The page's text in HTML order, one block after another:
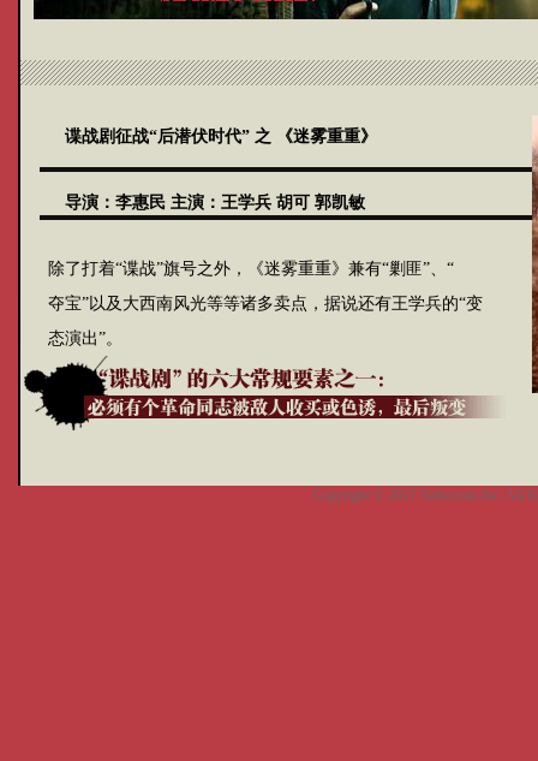
谍战剧征战“后潜伏时代” 之 《迷雾重重》
导演： 李惠民 主演： 王学兵 胡可 郭凯敏
除了打着“谍战”旗号之外，《迷雾重重》兼有“剿匪”、“
夺宝”以及大西南风光等等诸多卖点，据说还有王学兵的“变
态演出”。
Copyright © 2017 Sohu.com Inc. All